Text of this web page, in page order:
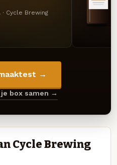
Cycle Brewing
→
box samen →
Cycle Brewing